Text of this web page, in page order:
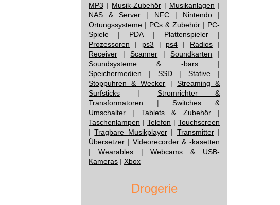
MP3 | Musik-Zubehör | Musikanlagen |
NAS & Server | NFC| Nintendo|
Ortungssysteme | PCs & Zubehör | PC-
Spiele | PDA| Plattenspieler|
Prozessoren | ps3 | ps4 | Radios |
Receiver |Scanner |Soundkarten |
Soundsysteme & -bars|
Speichermedien | SSD|Stative |
Stoppuhren & Wecker | Streaming &
Surfsticks | Stromrichter &
Transformatoren |Switches &
Umschalter | Tablets & Zubehör|
Taschenlampen | Telefon | Touchscreen
|Tragbare Musikplayer| Transmitter|
Übersetzer | Videorecorder & -kasetten
| Wearables|Webcams & USB-
Kameras | Xbox
Drogerie